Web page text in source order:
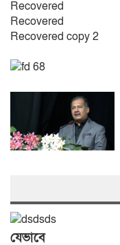
যেভাবে